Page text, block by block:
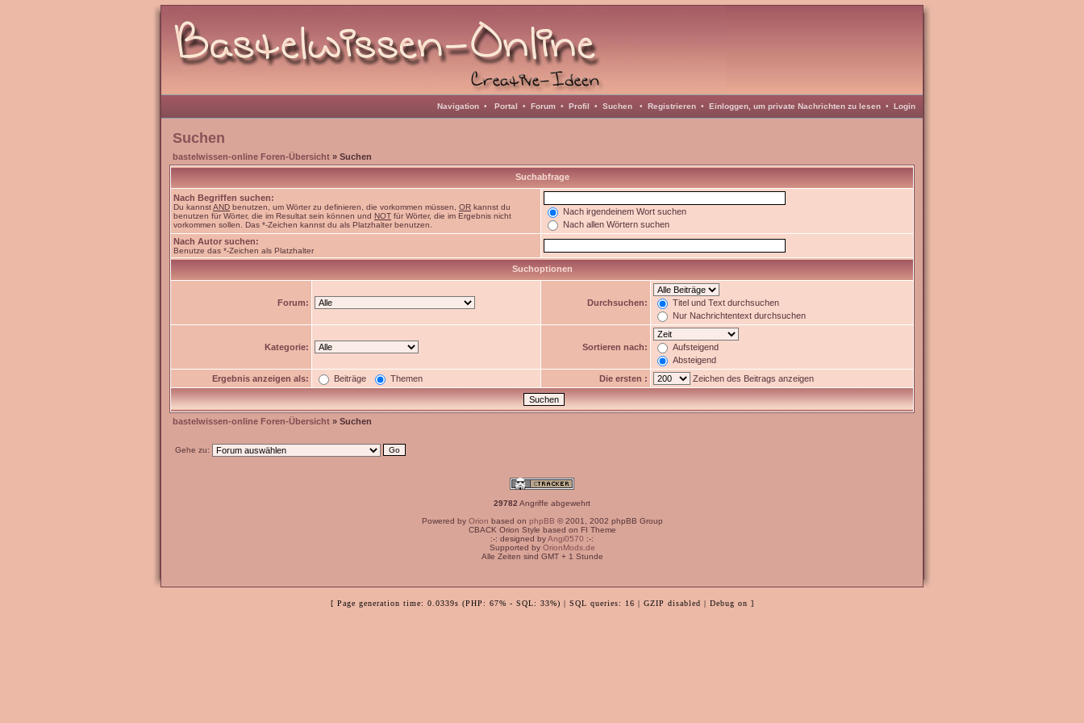
Navigation • Portal • Forum • Profil • Suchen • Registrieren • Einloggen, um private Nachrichten zu lesen • Login
Suchen
bastelwissen-online Foren-Übersicht » Suchen
Suchabfrage
Nach Begriffen suchen:
Du kannstAND benutzen, um Wörter zu definieren, die vorkommen müssen, OR kannst du
benutzen für Wörter, die im Resultat sein können und NOT für Wörter, die im Ergebnis nicht
vorkommen sollen. Das *-Zeichen kannst du als Platzhalter benutzen.
Nach irgendeinem Wort suchen
Nach allen Wörtern suchen
Nach Autor suchen:
Benutze das *-Zeichen als Platzhalter
Suchoptionen
Forum: Durchsuchen:
Titel und Text durchsuchen
Nur Nachrichtentext durchsuchen
Kategorie: Sortieren nach:
Aufsteigend
Absteigend
Ergebnis anzeigen als:
Beiträge Themen Die ersten : Zeichen des Beitrags anzeigen
bastelwissen-online Foren-Übersicht » Suchen
Gehe zu:
29782 Angriffe abgewehrt
Powered by Orion based on phpBB © 2001, 2002 phpBB Group
CBACK Orion Style based on FI Theme
:-: designed byAngi0570 :-:
Supported by OrionMods.de
Alle Zeiten sind GMT + 1 Stunde
[ Page generation time: 0.0339s (PHP: 67% - SQL: 33%) | SQL queries: 16 | GZIP disabled | Debug on ]